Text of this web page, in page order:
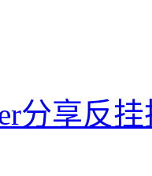
分享反